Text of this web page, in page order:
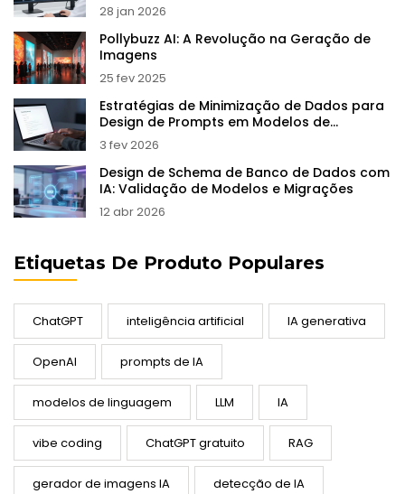
Checklists
28 jan 2026
Pollybuzz AI: A Revolução na Geração de
Imagens
25 fev 2025
Estratégias de Minimização de Dados para
Design de Prompts em Modelos de
Linguagem de Grande Porte
3 fev 2026
Design de Schema de Banco de Dados com
IA: Validação de Modelos e Migrações
12 abr 2026
Etiquetas De Produto Populares
ChatGPT inteligência artificial IA generativa
OpenAI prompts de IA
modelos de linguagem LLM IA
vibe coding ChatGPT gratuito RAG
gerador de imagens IA detecção de IA